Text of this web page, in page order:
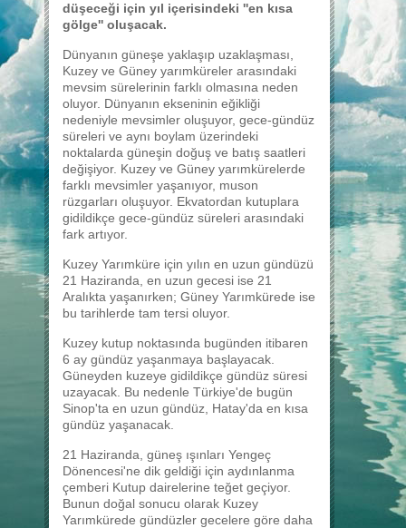
düşeceği için yıl içerisindeki ''en kısa
gölge'' oluşacak.
Dünyanın güneşe yaklaşıp uzaklaşması,
Kuzey ve Güney yarımküreler arasındaki
mevsim sürelerinin farklı olmasına neden
oluyor. Dünyanın ekseninin eğikliği
nedeniyle mevsimler oluşuyor, gece-gündüz
süreleri ve aynı boylam üzerindeki
noktalarda güneşin doğuş ve batış saatleri
değişiyor. Kuzey ve Güney yarımkürelerde
farklı mevsimler yaşanıyor, muson
rüzgarları oluşuyor. Ekvatordan kutuplara
gidildikçe gece-gündüz süreleri arasındaki
fark artıyor.
Kuzey Yarımküre için yılın en uzun gündüzü
21 Haziranda, en uzun gecesi ise 21
Aralıkta yaşanırken; Güney Yarımkürede ise
bu tarihlerde tam tersi oluyor.
Kuzey kutup noktasında bugünden itibaren
6 ay gündüz yaşanmaya başlayacak.
Güneyden kuzeye gidildikçe gündüz süresi
uzayacak. Bu nedenle Türkiye'de bugün
Sinop'ta en uzun gündüz, Hatay'da en kısa
gündüz yaşanacak.
21 Haziranda, güneş ışınları Yengeç
Dönencesi'ne dik geldiği için aydınlanma
çemberi Kutup dairelerine teğet geçiyor.
Bunun doğal sonucu olarak Kuzey
Yarımkürede gündüzler gecelere göre daha